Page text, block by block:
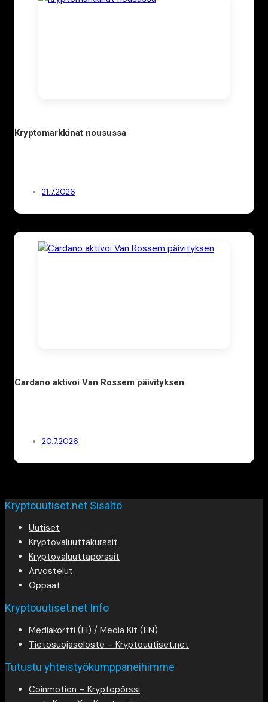
Kryptomarkkinat nousussa
21.7.2026
Cardano aktivoi Van Rossem päivityksen
20.7.2026
Kryptouutiset.net Sisältö
Uutiset
Kryptovaluuttakurssit
Kryptovaluuttapörssit
Arvostelut
Oppaat
Kryptouutiset.net Info
Mediakortti (FI) / Media Kit (EN)
Tietosuojaseloste – Kryptouutiset.net
Tutustu yhteistyökumppaneihimme
Coinmotion – Kryptopörssi